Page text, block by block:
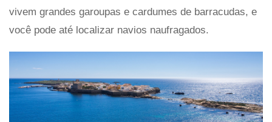
vivem grandes garoupas e cardumes de barracudas, e
você pode até localizar navios naufragados.